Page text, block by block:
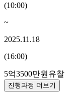
(10:00)
~
2025.11.18
(16:00)
5억3500만원 유찰
진행과정 더보기